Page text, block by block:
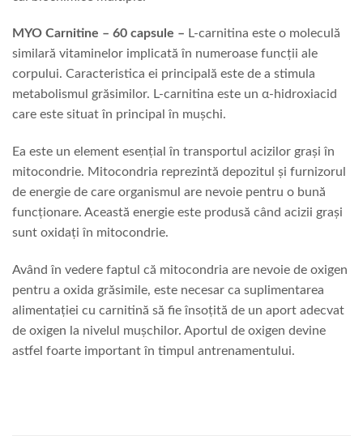
MYO Carnitine – 60 capsule – L-carnitina este o moleculă
similară vitaminelor implicată în numeroase funcții ale
corpului. Caracteristica ei principală este de a stimula
metabolismul grăsimilor. L-carnitina este un α-hidroxiacid
care este situat în principal în mușchi.
Ea este un element esențial în transportul acizilor grași în
mitocondrie. Mitocondria reprezintă depozitul și furnizorul
de energie de care organismul are nevoie pentru o bună
funcționare. Această energie este produsă când acizii grași
sunt oxidați în mitocondrie.
Având în vedere faptul că mitocondria are nevoie de oxigen
pentru a oxida grăsimile, este necesar ca suplimentarea
alimentației cu carnitină să fie însoțită de un aport adecvat
de oxigen la nivelul mușchilor. Aportul de oxigen devine
astfel foarte important în timpul antrenamentului.